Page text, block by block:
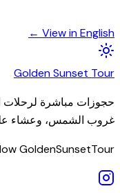
View in English ←
GoldenSunset Tour
حجوزات مباشرة لرحلات
غروب الشمس، وعشاء
GoldenSunsetTour